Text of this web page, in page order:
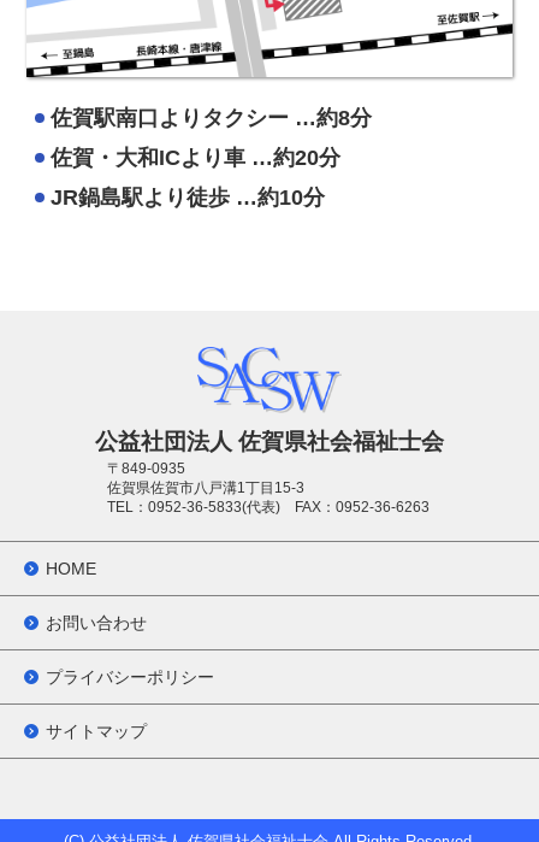
佐賀駅南口よりタクシー …約8分
佐賀・大和ICより車 …約20分
JR鍋島駅より徒歩 …約10分
公益社団法人 佐賀県社会福祉士会
〒849-0935
佐賀県佐賀市八戸溝1丁目15-3
TEL：0952-36-5833(代表) FAX：0952-36-6263
HOME
お問い合わせ
プライバシーポリシー
サイトマップ